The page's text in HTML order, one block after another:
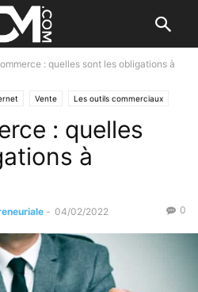
: quelles sont les obligations à
Vente Les outils commerciaux
: quelles
à
- 04/02/2022 0